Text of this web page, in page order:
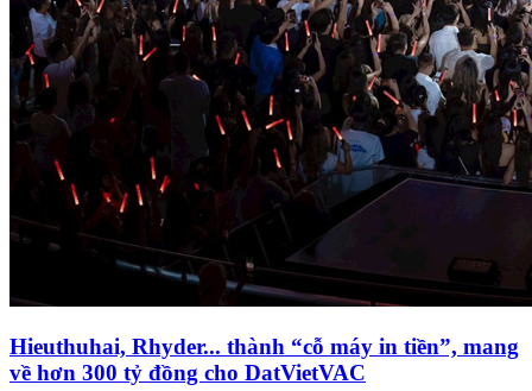
Hieuthuhai, Rhyder... thành “cỗ máy in tiền”, mang
về hơn 300 tỷ đồng cho DatVietVAC